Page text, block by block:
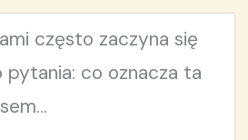
często zaczyna się
co oznacza ta